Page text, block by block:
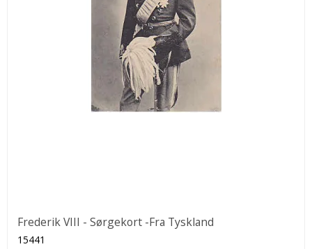
Frederik VIII - Sørgekort -Fra Tyskland
15441